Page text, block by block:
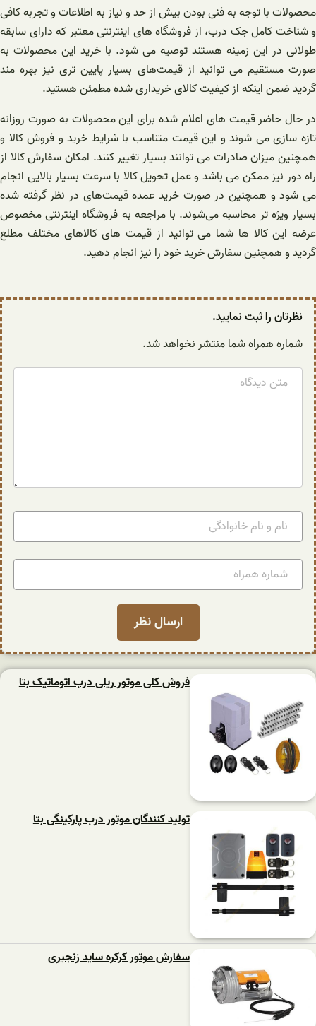
محصولات با توجه به فنی بودن بیش از حد و نیاز به اطلاعات و تجربه کافی
و شناخت کامل جک درب، از فروشگاه های اینترنتی معتبر که دارای سابقه
طولانی در این زمینه هستند توصیه می شود. با خرید این محصولات به
صورت مستقیم می توانید از قیمت‌های بسیار پایین تری نیز بهره مند
گردید ضمن اینکه از کیفیت کالای خریداری شده مطمئن هستید.
در حال حاضر قیمت های اعلام شده برای این محصولات به صورت روزانه
تازه سازی می شوند و این قیمت متناسب با شرایط خرید و فروش کالا و
همچنین میزان صادرات می توانند بسیار تغییر کنند. امکان سفارش کالا از
راه دور نیز ممکن می باشد و عمل تحویل کالا با سرعت بسیار بالایی انجام
می شود و همچنین در صورت خرید عمده قیمت‌های در نظر گرفته شده
بسیار ویژه تر محاسبه می‌شوند. با مراجعه به فروشگاه اینترنتی مخصوص
عرضه این کالا ها شما می توانید از قیمت های کالاهای مختلف مطلع
گردید و همچنین سفارش خرید خود را نیز انجام دهید.
نظرتان را ثبت نمایید.
شماره همراه شما منتشر نخواهد شد.
فروش کلی موتور ریلی درب اتوماتیک بتا
تولید کنندگان موتور درب پارکینگی بتا
سفارش موتور کرکره ساید زنجیری